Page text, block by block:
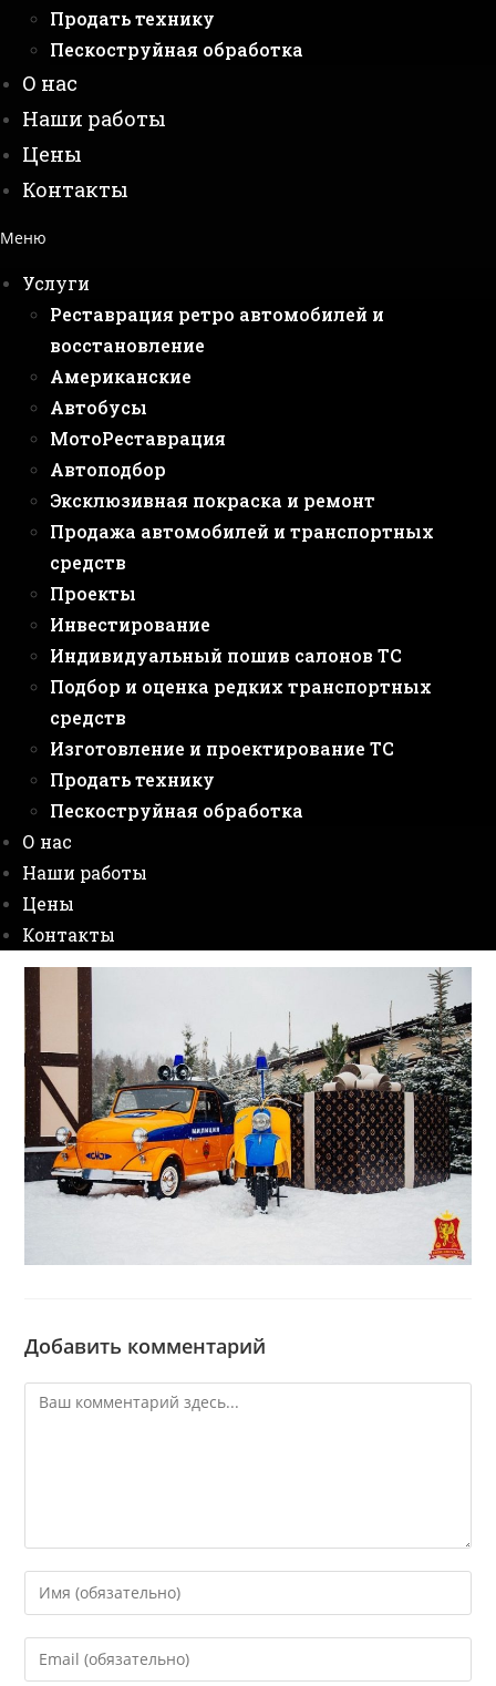
Продать технику
Пескоструйная обработка
О нас
Наши работы
Цены
Контакты
Меню
Услуги
Реставрация ретро автомобилей и
восстановление
Американские
Автобусы
МотоРеставрация
Автоподбор
Эксклюзивная покраска и ремонт
Продажа автомобилей и транспортных
средств
Проекты
Инвестирование
Индивидуальный пошив салонов ТС
Подбор и оценка редких транспортных
средств
Изготовление и проектирование ТС
Продать технику
Пескоструйная обработка
О нас
Наши работы
Цены
Контакты
Добавить комментарий
Комментарий
Введите
свое
имя
или
Введите
свой